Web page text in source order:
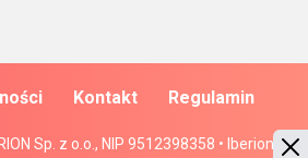
Sp. z o.o., NIP 9512398358 • Iberion.
Kontakt Regulamin